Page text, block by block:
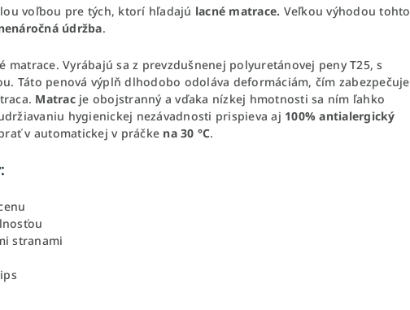
voľbou pre tých, ktorí hľadajú lacné matrace. Veľkou výhodou tohto
údržba.
matrace. Vyrábajú sa z prevzdušnenej polyuretánovej peny T25, s
Táto penová výplň dlhodobo odoláva deformáciám, čím zabezpečuje
Matracje obojstranný a vďaka nízkej hmotnosti sa ním ľahko
hygienickej nezávadnosti prispieva aj 100% antialergický
v automatickej v práčke na 30 °C.
stranami